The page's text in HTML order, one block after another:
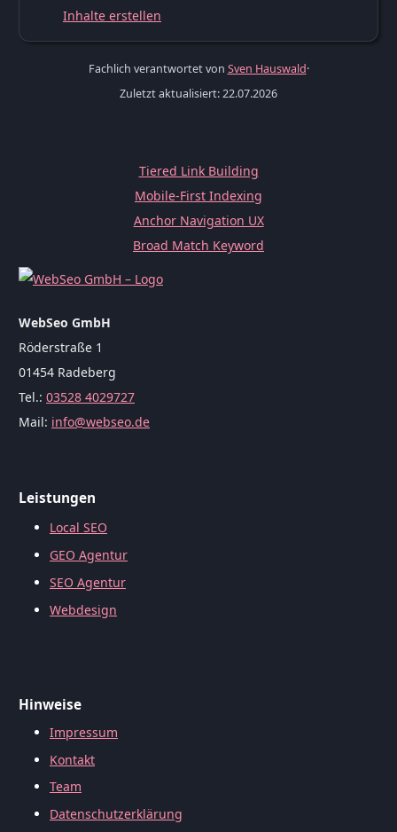
Inhalte erstellen
Fachlich verantwortet von Sven Hauswald·
Zuletzt aktualisiert: 22.07.2026
Tiered Link Building
Mobile-First Indexing
Anchor Navigation UX
Broad Match Keyword
WebSeo GmbH
Röderstraße 1
01454 Radeberg
Tel.: 03528 4029727
Mail: info@webseo.de
Leistungen
Local SEO
GEO Agentur
SEO Agentur
Webdesign
Hinweise
Impressum
Kontakt
Team
Datenschutzerklärung